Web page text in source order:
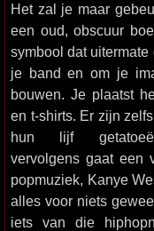
Het zal je maar
een oud, obscuur
symbool dat
je band en om je
bouwen. Je plaatst
en t-shirts. Er zijn
hun lijf
vervolgens gaat een
popmuziek, Kanye
alles voor niets
iets van die